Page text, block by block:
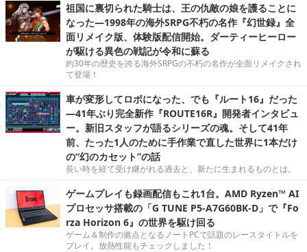
祖国に裏切られた騎士は、王の仇敵の娘を護ることに
なった―1998年の海外SRPG不朽の名作『幻世録』全
面リメイク版、体験版配信開始。ダーティーヒーロー
が駆ける異色の戦記が令和に蘇る
約30年の歴史を誇る海外SRPGの不朽の名作が全面リメイクされ
て登場！
車が変形してロボになった、でも『ルート16』だった
―41年ぶり完全新作『ROUTE16R』開発者インタビュ
ー。新旧スタッフが語るシリーズの魂。そして41年
前、たった1人のために手作業で直した世界に1本だけ
の“幻のカセット”の話
長い時を経て受け継がれる過去と、新たに生まれるものとは。
ゲームプレイも録画配信もこれ1台。AMD Ryzen™ AI
プロセッサ搭載の「G TUNE P5-A7G60BK-D」で『Fo
rza Horizon 6』の世界を駆け回る
ゲーム＆制作の拠点となるノートPCで話題のレースタイトルを
プレイ。放熱性能もチェックしました！